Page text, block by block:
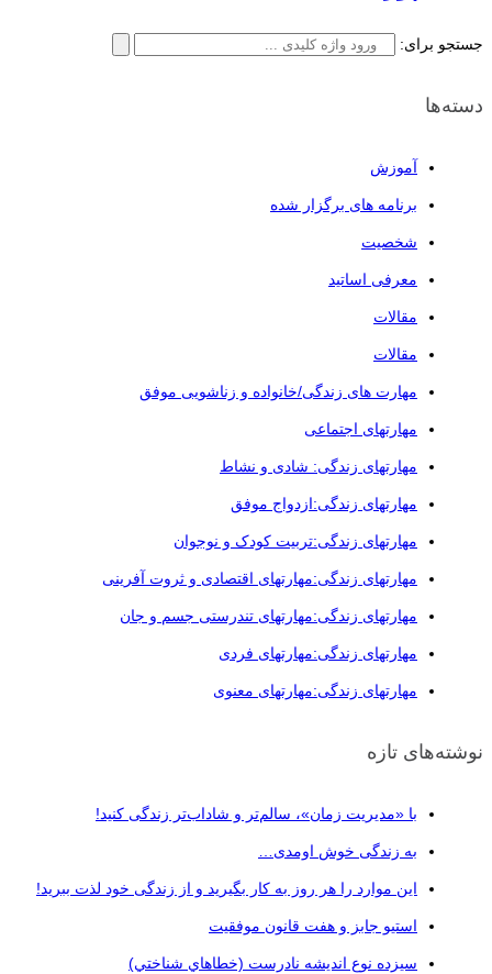
جستجو برای:
دسته‌ها
آموزش
برنامه های برگزار شده
شخصیت
معرفی اساتید
مقالات
مقالات
مهارت های زندگی/خانواده و زناشویی موفق
مهارتهای اجتماعی
مهارتهای زندگی: شادی و نشاط
مهارتهای زندگی:ازدواج موفق
مهارتهای زندگی:تربیت کودک و نوجوان
مهارتهای زندگی:مهارتهای اقتصادی و ثروت آفرینی
مهارتهای زندگی:مهارتهای تندرستی جسم و جان
مهارتهای زندگی:مهارتهای فردی
مهارتهای زندگی:مهارتهای معنوی
نوشته‌های تازه
با «مدیریت زمان»، سالم‌تر و شاداب‌تر زندگی کنید!
به زندگی خوش اومدی…
این موارد را هر روز به کار بگیرید و از زندگی خود لذت ببرید!
استیو جابز و هفت قانون موفقیت
سيزده نوع انديشه نادرست (خطاهاي شناختي)